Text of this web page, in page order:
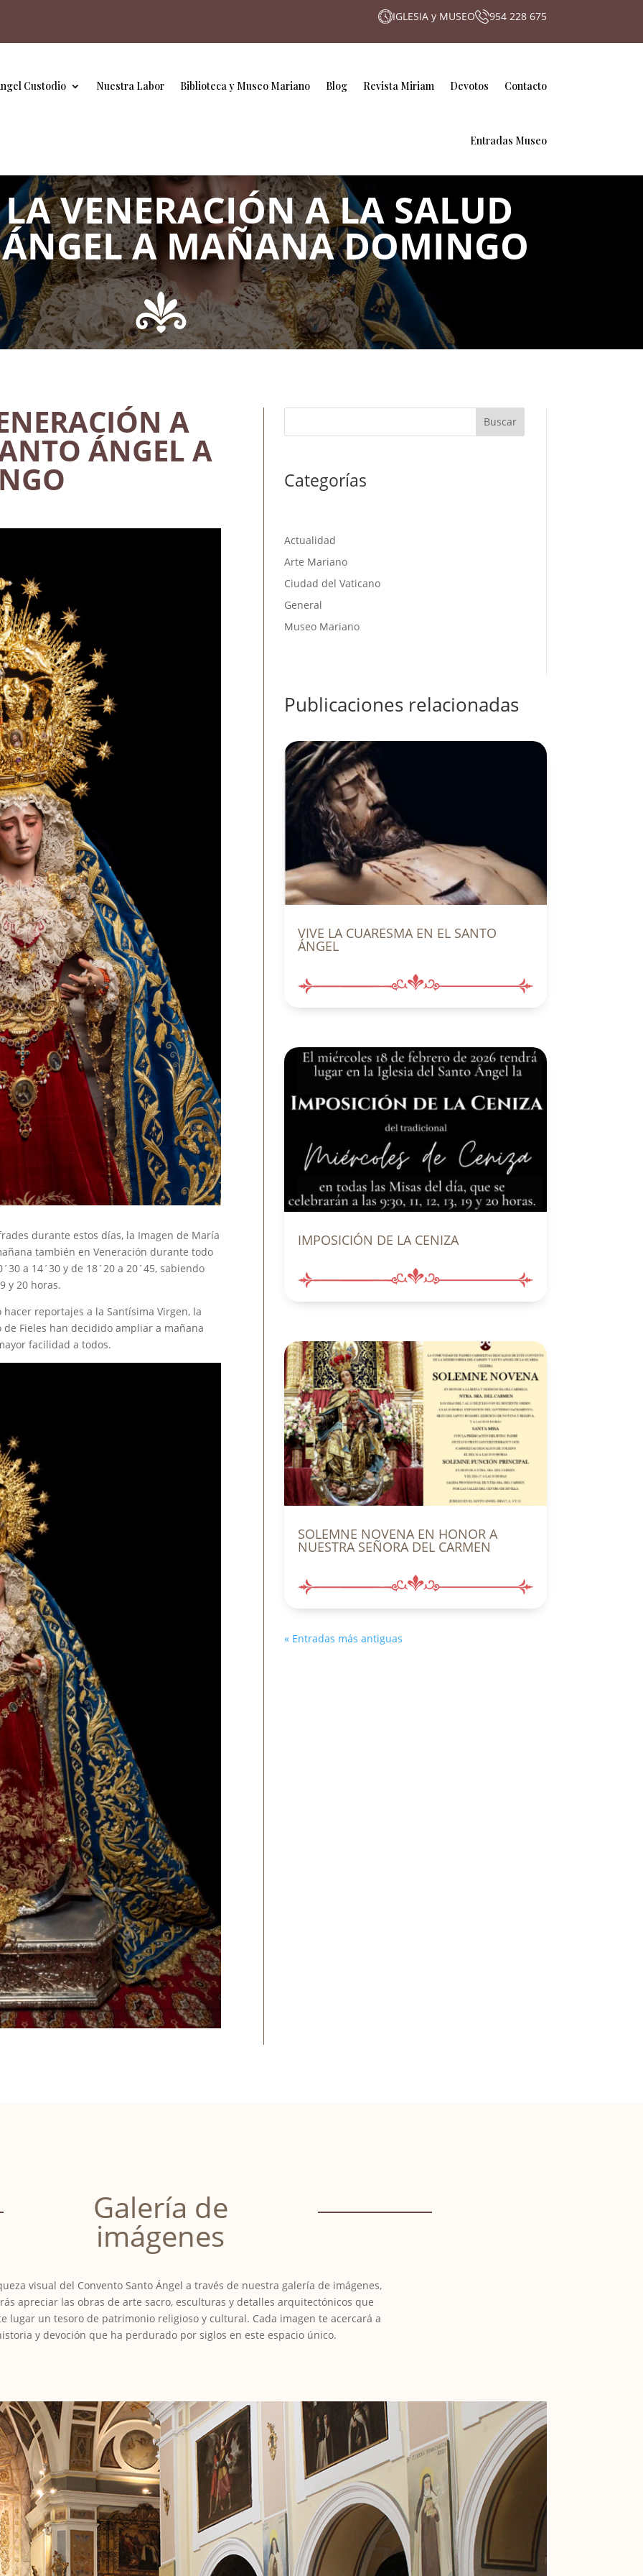
IGLESIA y MUSEO 954 228 675
Custodio Nuestra Labor Biblioteca y Museo Mariano Blog Revista Miriam Devotos Contacto
Entradas Museo
VENERACIÓN A LA SALUD
A MAÑANA DOMINGO
A
ÁNGEL A
durante estos días, la Imagen de María
también en Veneración durante todo
a 14´30 y de 18´20 a 20´45, sabiendo
y 20 horas.
reportajes a la Santísima Virgen, la
Fieles han decidido ampliar a mañana
facilidad a todos.
Buscar
Categorías
Actualidad
Arte Mariano
Ciudad del Vaticano
General
Museo Mariano
Publicaciones relacionadas
VIVE LA CUARESMA EN EL SANTO
ÁNGEL
IMPOSICIÓN DE LA CENIZA
SOLEMNE NOVENA EN HONOR A
NUESTRA SEÑORA DEL CARMEN
« Entradas más antiguas
Galería de
imágenes
visual del Convento Santo Ángel a través de nuestra galería de imágenes,
apreciar las obras de arte sacro, esculturas y detalles arquitectónicos que
lugar un tesoro de patrimonio religioso y cultural. Cada imagen te acercará a
y devoción que ha perdurado por siglos en este espacio único.